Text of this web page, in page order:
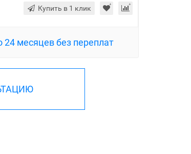
Купить в 1 клик
месяцев без переплат